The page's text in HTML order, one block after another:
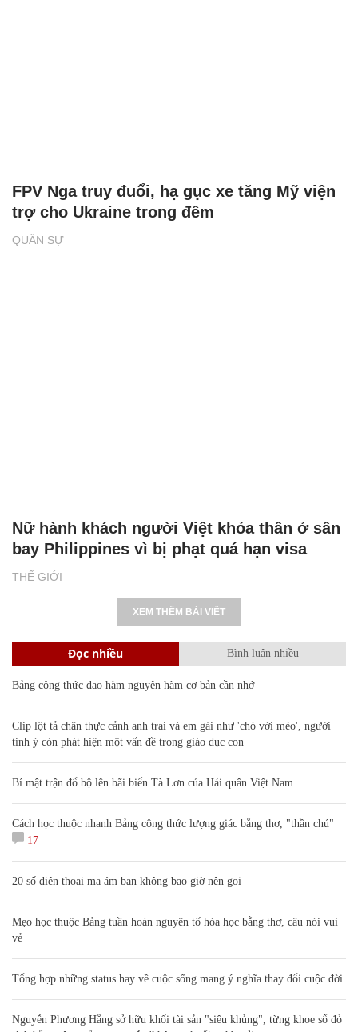
QUÂN SỰ
FPV Nga truy đuổi, hạ gục xe tăng Mỹ viện
trợ cho Ukraine trong đêm
THẾ GIỚI
Nữ hành khách người Việt khỏa thân ở sân
bay Philippines vì bị phạt quá hạn visa
XEM THÊM BÀI VIẾT
Đọc nhiều Bình luận nhiều
Bảng công thức đạo hàm nguyên hàm cơ bản cần nhớ
Clip lột tả chân thực cảnh anh trai và em gái như 'chó với mèo', người
tinh ý còn phát hiện một vấn đề trong giáo dục con
Bí mật trận đổ bộ lên bãi biển Tà Lơn của Hải quân Việt Nam
Cách học thuộc nhanh Bảng công thức lượng giác bằng thơ, "thần chú"
17
20 số điện thoại ma ám bạn không bao giờ nên gọi
Mẹo học thuộc Bảng tuần hoàn nguyên tố hóa học bằng thơ, câu nói vui
vẻ
Tổng hợp những status hay về cuộc sống mang ý nghĩa thay đổi cuộc đời
Nguyễn Phương Hằng sở hữu khối tài sản "siêu khủng", từng khoe sổ đỏ